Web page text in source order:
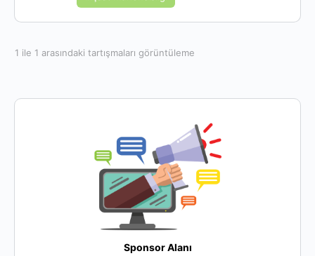
1 ile 1 arasındaki tartışmaları görüntüleme
Sponsor Alanı